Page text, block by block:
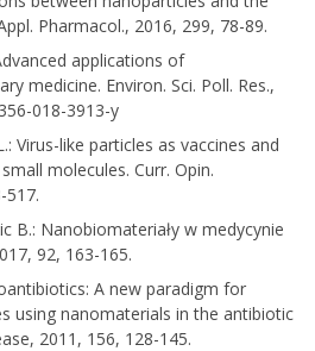
Pharmacol., 2016, 299, 78-89.
applications of
medicine. Environ. Sci. Poll. Res.,
018-3913-y
Virus-like particles as vaccines and
molecules. Curr. Opin.
517.
B.: Nanobiomateriały w medycynie
92, 163-165.
A new paradigm for
using nanomaterials in the antibiotic
2011, 156, 128-145.